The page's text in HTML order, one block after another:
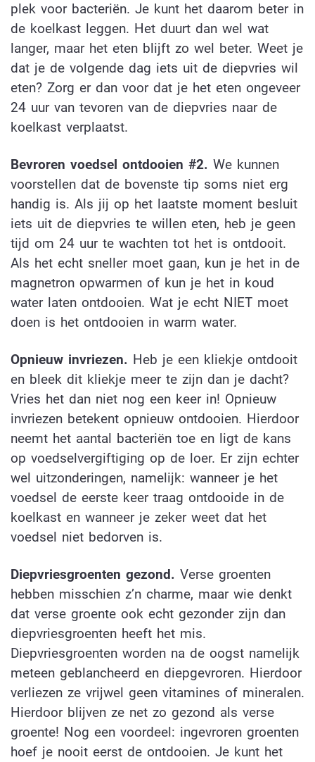
plek voor bacteriën. Je kunt het daarom beter in
de koelkast leggen. Het duurt dan wel wat
langer, maar het eten blijft zo wel beter. Weet je
dat je de volgende dag iets uit de diepvries wil
eten? Zorg er dan voor dat je het eten ongeveer
24 uur van tevoren van de diepvries naar de
koelkast verplaatst.
Bevroren voedsel ontdooien #2. We kunnen
voorstellen dat de bovenste tip soms niet erg
handig is. Als jij op het laatste moment besluit
iets uit de diepvries te willen eten, heb je geen
tijd om 24 uur te wachten tot het is ontdooit.
Als het echt sneller moet gaan, kun je het in de
magnetron opwarmen of kun je het in koud
water laten ontdooien. Wat je echt NIET moet
doen is het ontdooien in warm water.
Opnieuw invriezen. Heb je een kliekje ontdooit
en bleek dit kliekje meer te zijn dan je dacht?
Vries het dan niet nog een keer in! Opnieuw
invriezen betekent opnieuw ontdooien. Hierdoor
neemt het aantal bacteriën toe en ligt de kans
op voedselvergiftiging op de loer. Er zijn echter
wel uitzonderingen, namelijk: wanneer je het
voedsel de eerste keer traag ontdooide in de
koelkast en wanneer je zeker weet dat het
voedsel niet bedorven is.
Diepvriesgroenten gezond. Verse groenten
hebben misschien z’n charme, maar wie denkt
dat verse groente ook echt gezonder zijn dan
diepvriesgroenten heeft het mis.
Diepvriesgroenten worden na de oogst namelijk
meteen geblancheerd en diepgevroren. Hierdoor
verliezen ze vrijwel geen vitamines of mineralen.
Hierdoor blijven ze net zo gezond als verse
groente! Nog een voordeel: ingevroren groenten
hoef je nooit eerst de ontdooien. Je kunt het